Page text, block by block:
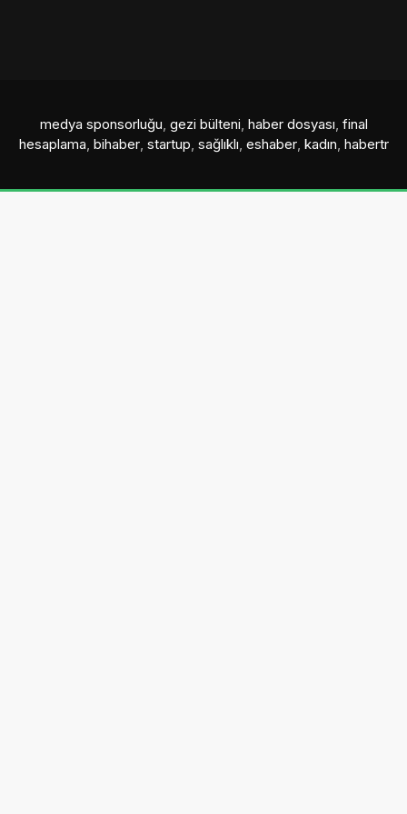
medya sponsorluğu, gezi bülteni, haber dosyası, final
hesaplama, bihaber, startup, sağlıklı, eshaber, kadın, habertr